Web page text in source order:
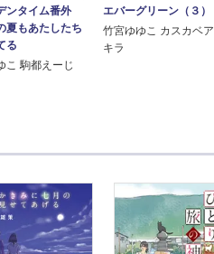
ンタイム番外
夏もあたしたち
る
こ 駒都えーじ
エバーグリーン（３）
竹宮ゆゆこ カスカベア
キラ